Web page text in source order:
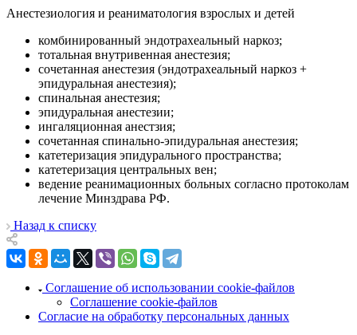
Анестезиология и реаниматология взрослых и детей
комбинированный эндотрахеальный наркоз;
тотальная внутривенная анестезия;
сочетанная анестезия (эндотрахеальный наркоз +
эпидуральная анестезия);
спинальная анестезия;
эпидуральная анестезии;
ингаляционная анестзия;
сочетанная спинально-эпидуральная анестезия;
катетеризация эпидурального пространства;
катетеризация центральных вен;
ведение реанимационных больных согласно протоколам
лечение Минздрава РФ.
Назад к списку
Соглашение об использовании cookie-файлов
Соглашение cookie-файлов
Согласие на обработку персональных данных